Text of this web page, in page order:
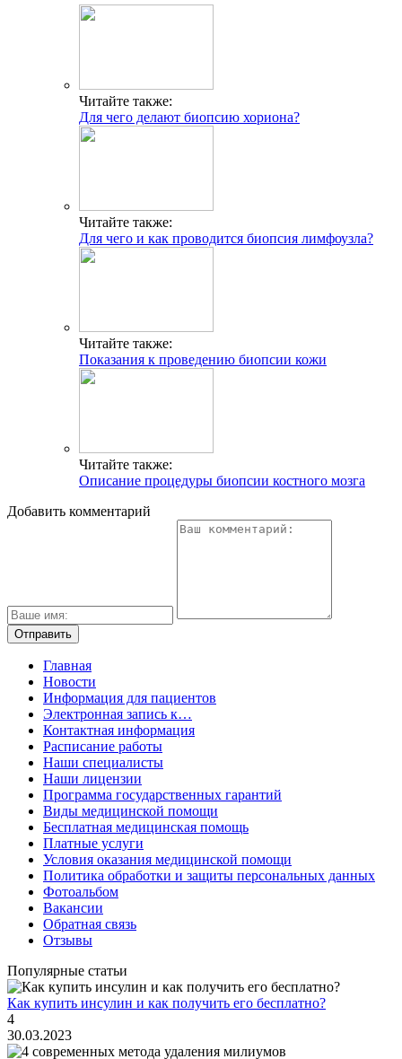
Читайте также:
Для чего делают биопсию хориона?
Читайте также:
Для чего и как проводится биопсия лимфоузла?
Читайте также:
Показания к проведению биопсии кожи
Читайте также:
Описание процедуры биопсии костного мозга
Добавить комментарий
Главная
Новости
Информация для пациентов
Электронная запись к…
Контактная информация
Расписание работы
Наши специалисты
Наши лицензии
Программа государственных гарантий
Виды медицинской помощи
Бесплатная медицинская помощь
Платные услуги
Условия оказания медицинской помощи
Политика обработки и защиты персональных данных
Фотоальбом
Вакансии
Обратная связь
Отзывы
Популярные статьи
Как купить инсулин и как получить его бесплатно?
4
30.03.2023